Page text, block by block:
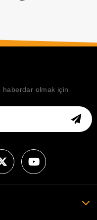
haberdar olmak için